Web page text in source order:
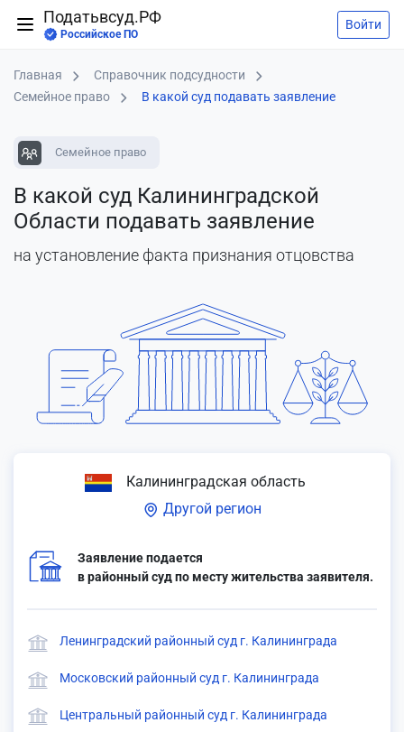
Податьвсуд.РФ
Российское ПО
Войти
Главная
Справочник подсудности
Семейное право
В какой суд подавать заявление
Семейное право
В какой суд Калининградской
Области подавать заявление
на установление факта признания отцовства
Калининградская область
Другой регион
Заявление подается
в районный суд по месту жительства заявителя.
Ленинградский районный суд г. Калининграда
Московский районный суд г. Калининграда
Центральный районный суд г. Калининграда